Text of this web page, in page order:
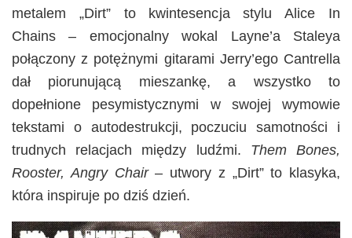
metalem „Dirt” to kwintesencja stylu Alice In
Chains – emocjonalny wokal Layne’a Staleya
połączony z potężnymi gitarami Jerry’ego Cantrella
dał piorunującą mieszankę, a wszystko to
dopełnione pesymistycznymi w swojej wymowie
tekstami o autodestrukcji, poczuciu samotności i
trudnych relacjach między ludźmi. Them Bones,
Rooster, Angry Chair– utwory z „Dirt” to klasyka,
która inspiruje po dziś dzień.